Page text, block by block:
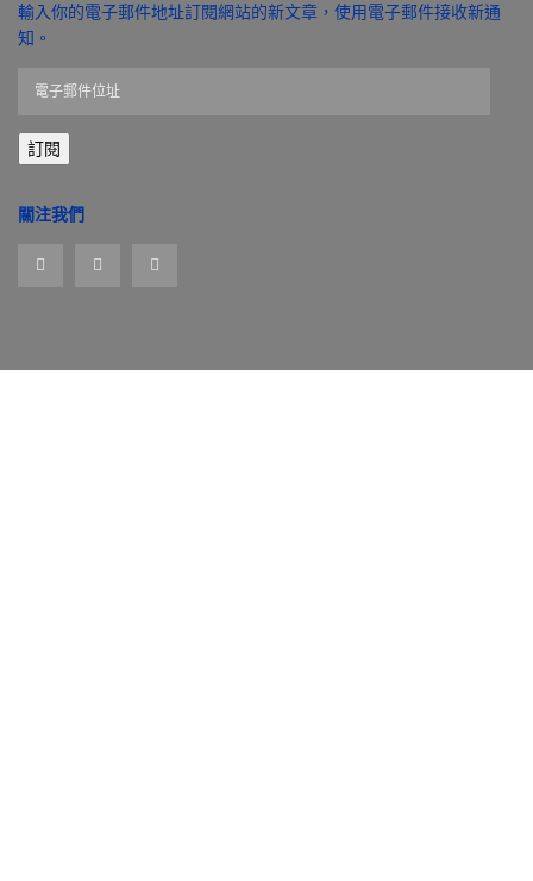
輸入你的電子郵件地址訂閱網站的新文章，使用電子郵件接收新通
知。
郵
件
址
訂閱
關注我們